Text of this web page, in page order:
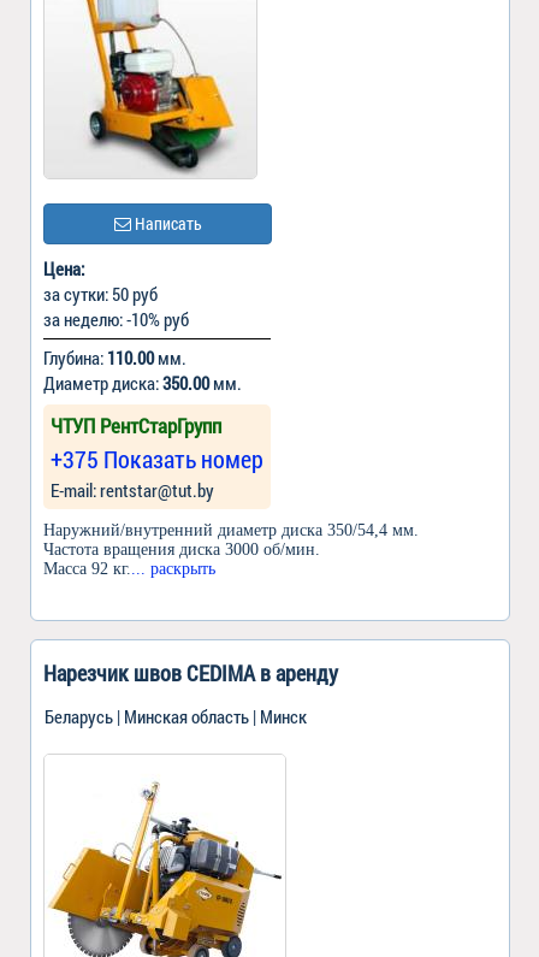
Написать
Цена:
за сутки: 50 руб
за неделю: -10% руб
Глубина: 110.00мм.
Диаметр диска:350.00мм.
ЧТУП РентСтарГрупп
+375 Показать номер
Е-mail: rentstar@tut.by
Наружний/внутренний диаметр диска 350/54,4 мм.
Частота вращения диска 3000 об/мин.
Масса 92 кг.
... раскрыть
Нарезчик швов СEDIMA в аренду
Беларусь | Минская область | Минск